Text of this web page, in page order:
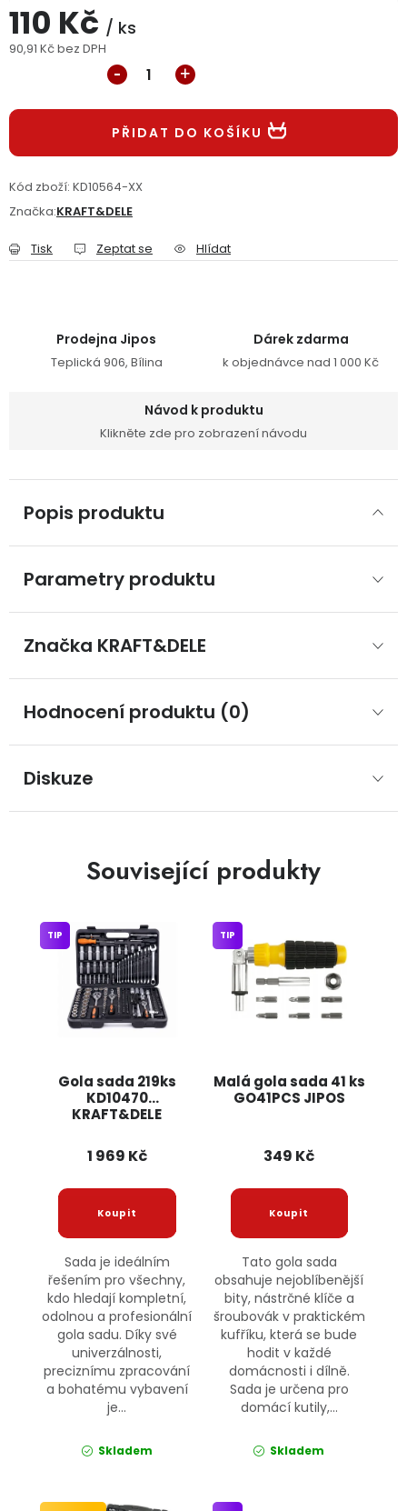
Doprava a platba
Obchodní podmínky
Podmínky ochrany osobních údajů
110 Kč / ks
90,91 Kč bez DPH
PŘIDAT DO KOŠÍKU
Kód zboží: KD10564-XX
Značka:KRAFT&DELE
Tisk Zeptat se Hlídat
Prodejna Jipos
Teplická 906, Bílina
Dárek zdarma
k objednávce nad 1 000 Kč
Návod k produktu
Klikněte zde pro zobrazení návodu
Popis produktu
Parametry produktu
Značka KRAFT&DELE
Hodnocení produktu (0)
Diskuze
Související produkty
Gola sada 219ks
KD10470
KRAFT&DELE
TIP
1 969 Kč
Sada je ideálním
řešením pro všechny,
kdo hledají kompletní,
odolnou a profesionální
gola sadu. Díky své
univerzálnosti,
preciznímu zpracování
a bohatému vybavení
je...
Skladem
Malá gola sada 41 ks
GO41PCS JIPOS
TIP
349 Kč
Tato gola sada
obsahuje nejoblíbenější
bity, nástrčné klíče a
šroubovák v praktickém
kufříku, která se bude
hodit v každé
domácnosti i dílně.
Sada je určena pro
domácí kutily,...
Skladem